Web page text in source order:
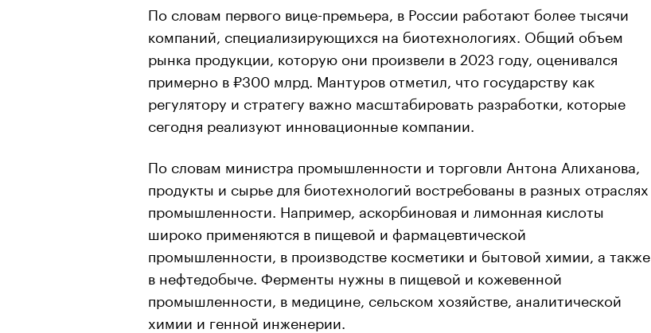
По словам первого вице-премьера, в России работают более тысячи
компаний, специализирующихся на биотехнологиях. Общий объем
рынка продукции, которую они произвели в 2023 году, оценивался
примерно в ₽300 млрд. Мантуров отметил, что государству как
регулятору и стратегу важно масштабировать разработки, которые
сегодня реализуют инновационные компании.
По словам министра промышленности и торговли Антона Алиханова,
продукты и сырье для биотехнологий востребованы в разных отраслях
промышленности. Например, аскорбиновая и лимонная кислоты
широко применяются в пищевой и фармацевтической
промышленности, в производстве косметики и бытовой химии, а также
в нефтедобыче. Ферменты нужны в пищевой и кожевенной
промышленности, в медицине, сельском хозяйстве, аналитической
химии и генной инженерии.